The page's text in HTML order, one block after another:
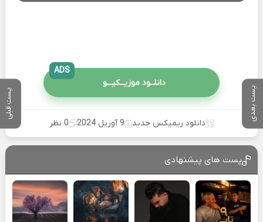
پست بعدی پست قبلی
دانلــود موزیــکیـــو
ADS
دانلود ریمیکس جدید 9 آوریل 2024 0 نظر
پست های پیشنهادی